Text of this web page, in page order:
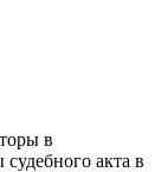
в
акта в